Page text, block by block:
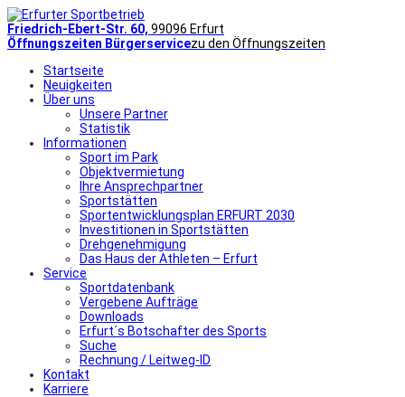
Friedrich-Ebert-Str. 60, 99096 Erfurt
Öffnungszeiten Bürgerservicezu den Öffnungszeiten
Startseite
Neuigkeiten
Über uns
Unsere Partner
Statistik
Informationen
Sport im Park
Objektvermietung
Ihre Ansprechpartner
Sportstätten
Sportentwicklungsplan ERFURT 2030
Investitionen in Sportstätten
Drehgenehmigung
Das Haus der Athleten – Erfurt
Service
Sportdatenbank
Vergebene Aufträge
Downloads
Erfurt´s Botschafter des Sports
Suche
Rechnung / Leitweg-ID
Kontakt
Karriere